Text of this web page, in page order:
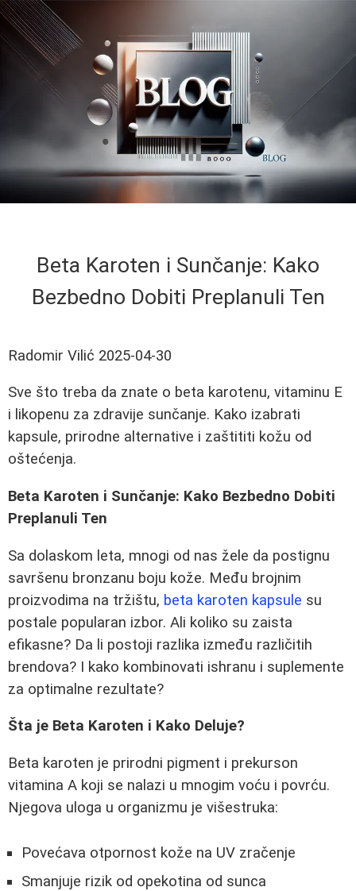
Beta Karoten i Sunčanje: Kako
Bezbedno Dobiti Preplanuli Ten
Radomir Vilić 2025-04-30
Sve što treba da znate o beta karotenu, vitaminu E
i likopenu za zdravije sunčanje. Kako izabrati
kapsule, prirodne alternative i zaštititi kožu od
oštećenja.
Beta Karoten i Sunčanje: Kako Bezbedno Dobiti
Preplanuli Ten
Sa dolaskom leta, mnogi od nas žele da postignu
savršenu bronzanu boju kože. Među brojnim
proizvodima na tržištu, beta karoten kapsule su
postale popularan izbor. Ali koliko su zaista
efikasne? Da li postoji razlika između različitih
brendova? I kako kombinovati ishranu i suplemente
za optimalne rezultate?
Šta je Beta Karoten i Kako Deluje?
Beta karoten je prirodni pigment i prekurson
vitamina A koji se nalazi u mnogim voću i povrću.
Njegova uloga u organizmu je višestruka:
Povećava otpornost kože na UV zračenje
Smanjuje rizik od opekotina od sunca